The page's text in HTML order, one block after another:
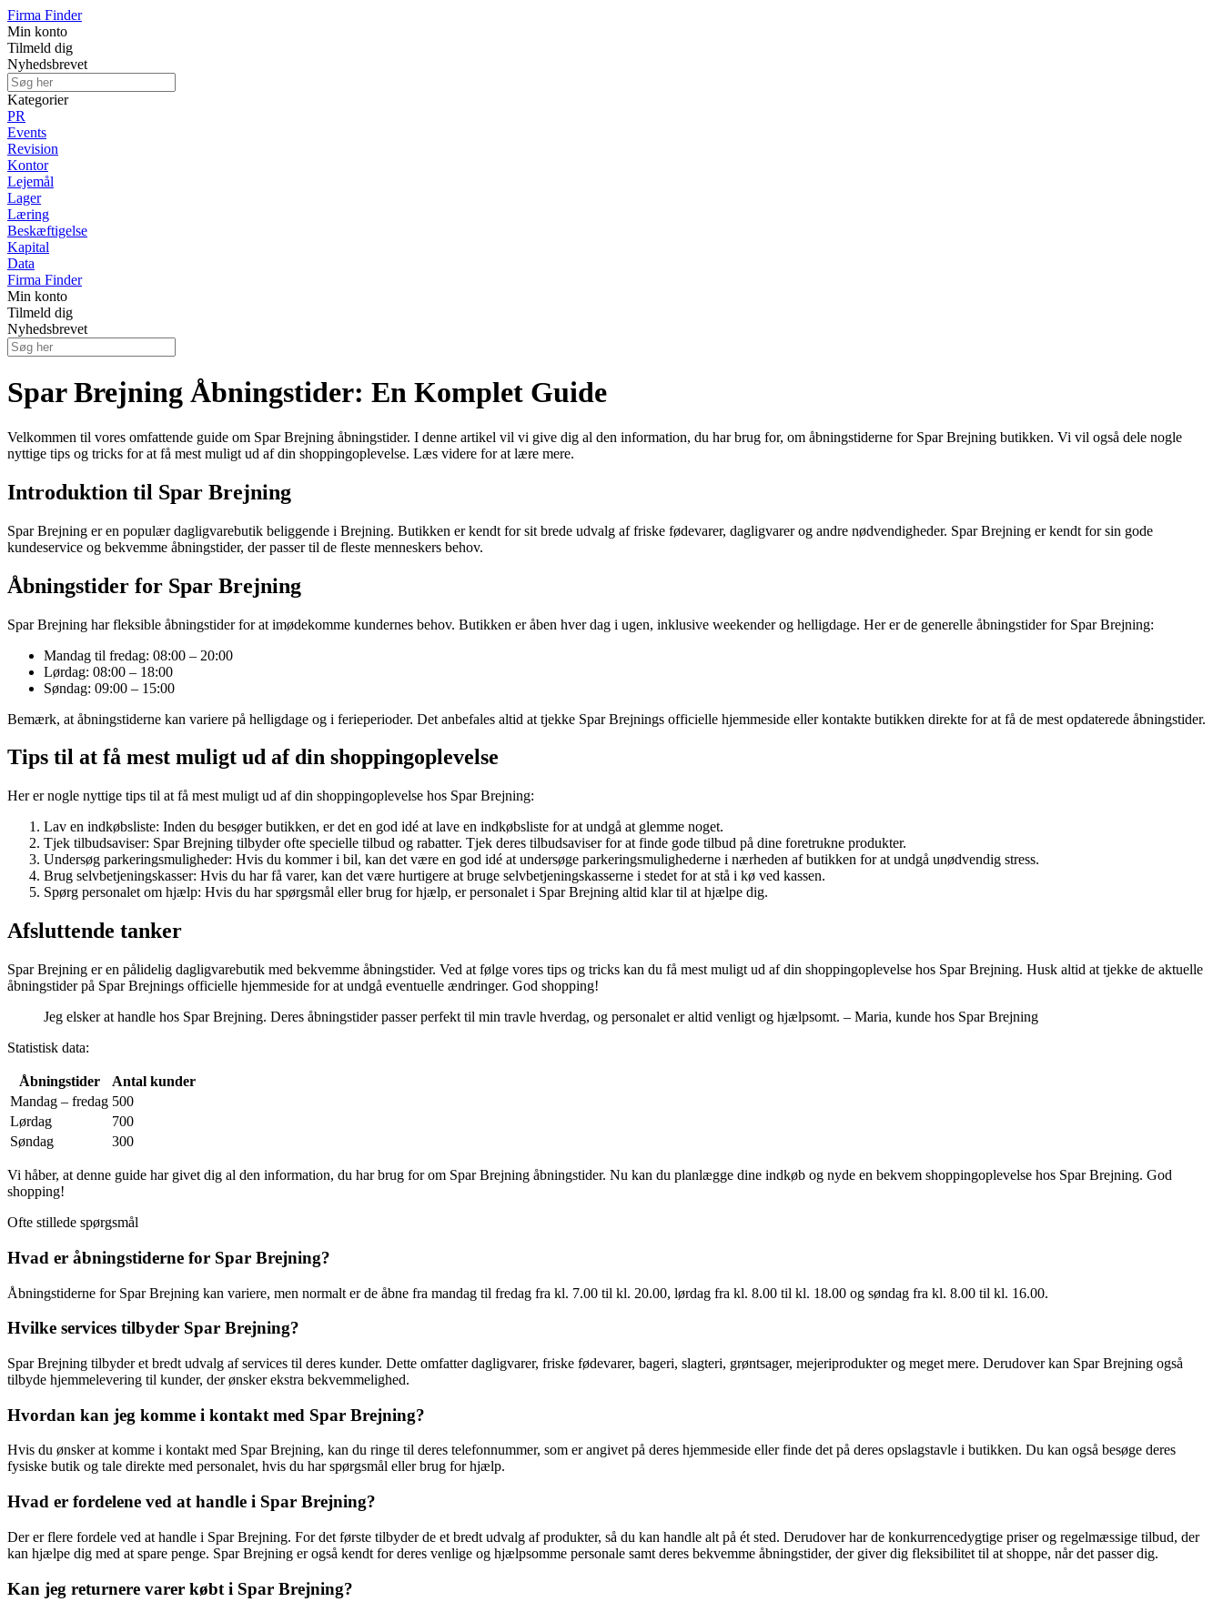
Firma Finder
Min konto
Tilmeld dig
Nyhedsbrevet
Kategorier
PR
Events
Revision
Kontor
Lejemål
Lager
Læring
Beskæftigelse
Kapital
Data
Firma Finder
Min konto
Tilmeld dig
Nyhedsbrevet
Spar Brejning Åbningstider: En Komplet Guide
Velkommen til vores omfattende guide om Spar Brejning åbningstider. I denne artikel vil vi give dig al den information, du har brug for, om åbningstiderne for Spar Brejning butikken. Vi vil også dele nogle
nyttige tips og tricks for at få mest muligt ud af din shoppingoplevelse. Læs videre for at lære mere.
Introduktion til Spar Brejning
Spar Brejning er en populær dagligvarebutik beliggende i Brejning. Butikken er kendt for sit brede udvalg af friske fødevarer, dagligvarer og andre nødvendigheder. Spar Brejning er kendt for sin gode
kundeservice og bekvemme åbningstider, der passer til de fleste menneskers behov.
Åbningstider for Spar Brejning
Spar Brejning har fleksible åbningstider for at imødekomme kundernes behov. Butikken er åben hver dag i ugen, inklusive weekender og helligdage. Her er de generelle åbningstider for Spar Brejning:
Mandag til fredag: 08:00 – 20:00
Lørdag: 08:00 – 18:00
Søndag: 09:00 – 15:00
Bemærk, at åbningstiderne kan variere på helligdage og i ferieperioder. Det anbefales altid at tjekke Spar Brejnings officielle hjemmeside eller kontakte butikken direkte for at få de mest opdaterede åbningstider.
Tips til at få mest muligt ud af din shoppingoplevelse
Her er nogle nyttige tips til at få mest muligt ud af din shoppingoplevelse hos Spar Brejning:
Lav en indkøbsliste: Inden du besøger butikken, er det en god idé at lave en indkøbsliste for at undgå at glemme noget.
Tjek tilbudsaviser: Spar Brejning tilbyder ofte specielle tilbud og rabatter. Tjek deres tilbudsaviser for at finde gode tilbud på dine foretrukne produkter.
Undersøg parkeringsmuligheder: Hvis du kommer i bil, kan det være en god idé at undersøge parkeringsmulighederne i nærheden af butikken for at undgå unødvendig stress.
Brug selvbetjeningskasser: Hvis du har få varer, kan det være hurtigere at bruge selvbetjeningskasserne i stedet for at stå i kø ved kassen.
Spørg personalet om hjælp: Hvis du har spørgsmål eller brug for hjælp, er personalet i Spar Brejning altid klar til at hjælpe dig.
Afsluttende tanker
Spar Brejning er en pålidelig dagligvarebutik med bekvemme åbningstider. Ved at følge vores tips og tricks kan du få mest muligt ud af din shoppingoplevelse hos Spar Brejning. Husk altid at tjekke de aktuelle
åbningstider på Spar Brejnings officielle hjemmeside for at undgå eventuelle ændringer. God shopping!
Jeg elsker at handle hos Spar Brejning. Deres åbningstider passer perfekt til min travle hverdag, og personalet er altid venligt og hjælpsomt. – Maria, kunde hos Spar Brejning
Statistisk data:
Åbningstider
Antal kunder
Mandag – fredag 500
Lørdag
700
Søndag
300
Vi håber, at denne guide har givet dig al den information, du har brug for om Spar Brejning åbningstider. Nu kan du planlægge dine indkøb og nyde en bekvem shoppingoplevelse hos Spar Brejning. God
shopping!
Ofte stillede spørgsmål
Hvad er åbningstiderne for Spar Brejning?
Åbningstiderne for Spar Brejning kan variere, men normalt er de åbne fra mandag til fredag ​​fra kl. 7.00 til kl. 20.00, lørdag fra kl. 8.00 til kl. 18.00 og søndag fra kl. 8.00 til kl. 16.00.
Hvilke services tilbyder Spar Brejning?
Spar Brejning tilbyder et bredt udvalg af services til deres kunder. Dette omfatter dagligvarer, friske fødevarer, bageri, slagteri, grøntsager, mejeriprodukter og meget mere. Derudover kan Spar Brejning også
tilbyde hjemmelevering til kunder, der ønsker ekstra bekvemmelighed.
Hvordan kan jeg komme i kontakt med Spar Brejning?
Hvis du ønsker at komme i kontakt med Spar Brejning, kan du ringe til deres telefonnummer, som er angivet på deres hjemmeside eller finde det på deres opslagstavle i butikken. Du kan også besøge deres
fysiske butik og tale direkte med personalet, hvis du har spørgsmål eller brug for hjælp.
Hvad er fordelene ved at handle i Spar Brejning?
Der er flere fordele ved at handle i Spar Brejning. For det første tilbyder de et bredt udvalg af produkter, så du kan handle alt på ét sted. Derudover har de konkurrencedygtige priser og regelmæssige tilbud, der
kan hjælpe dig med at spare penge. Spar Brejning er også kendt for deres venlige og hjælpsomme personale samt deres bekvemme åbningstider, der giver dig fleksibilitet til at shoppe, når det passer dig.
Kan jeg returnere varer købt i Spar Brejning?